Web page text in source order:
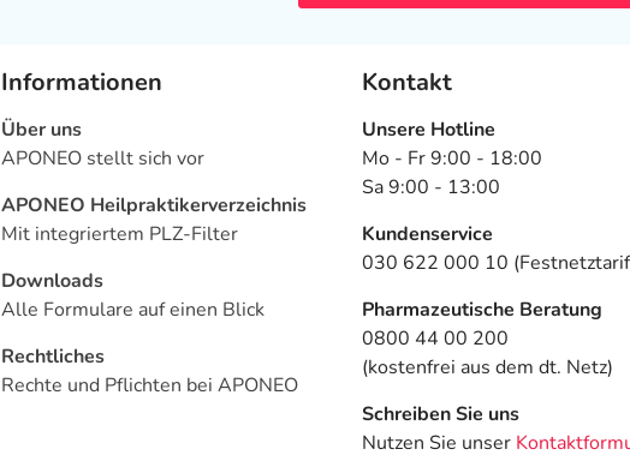
Informationen
Über uns
APONEO stellt sich vor
APONEO Heilpraktikerverzeichnis
Mit integriertem PLZ-Filter
Downloads
Alle Formulare auf einen Blick
Rechtliches
Rechte und Pflichten bei APONEO
Kontakt
Unsere Hotline
Mo - Fr 9:00 - 18:00
Sa 9:00 - 13:00
Kundenservice
030 622 000 10
Pharmazeutische Beratung
0800 44 00 200
(kostenfrei aus dem dt. Netz)
Schreiben Sie uns
Nutzen Sie unser